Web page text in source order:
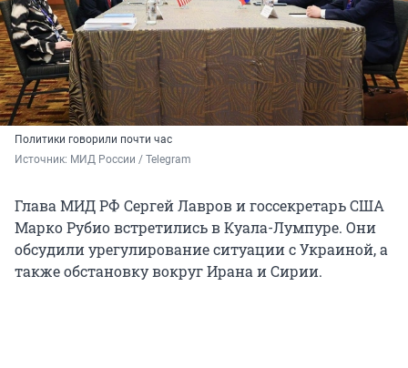
Политики говорили почти час
Источник: МИД России / Telegram
Глава МИД РФ Сергей Лавров и госсекретарь США
Марко Рубио встретились в Куала-Лумпуре. Они
обсудили урегулирование ситуации с Украиной, а
также обстановку вокруг Ирана и Сирии.